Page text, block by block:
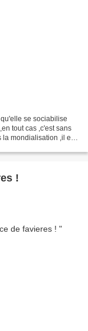
se sociabilise
tout cas ,c'est sans
mondialisation ,il est
!